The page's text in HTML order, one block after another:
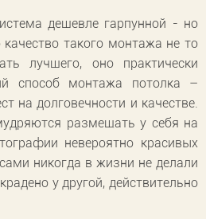
дешевле гарпунной - но
такого монтажа не то
лучшего, оно практически
способ монтажа потолка –
на долговечности и качестве.
размещать у себя на
невероятно красивых
никогда в жизни не делали
у другой, действительно